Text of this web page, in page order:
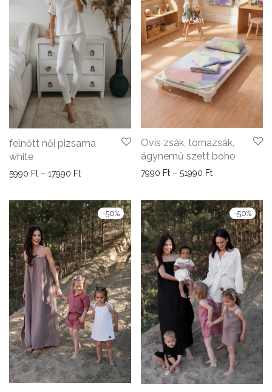
felnőtt női pizsama
white
5990 Ft – 17990 FtÁrtartomány: 5990 Ft - 17990 Ft
Ovis zsák, tornazsák,
ágynemű szett boho
7990 Ft – 51990 FtÁrtartomány:
-50% -50%